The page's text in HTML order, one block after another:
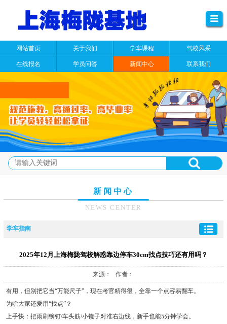
网站首页 关于我们 学车课程 驾校风采
在线报名 学员问答 新闻中心 联系我们
新闻中心
NEWS CENTER
学车指南
2025年12月上海梅陇驾校解惑靠边停车30cm找点技巧还有用吗？
来源： 作者：
有用，但别把它当“万能尺子”，现在考官精得很，全靠一个点容易翻车。
为啥大家还爱用“找点”？
上手快：把雨刷铆钉/车头筋/小镜子对准右边线，新手也能5分钟学会。